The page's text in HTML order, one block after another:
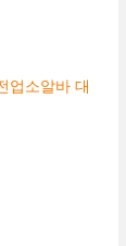
업소알바 대